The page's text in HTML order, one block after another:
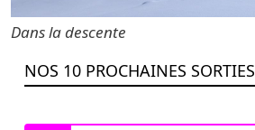
Dans la descente
NOS 10 PROCHAINES SORTIES